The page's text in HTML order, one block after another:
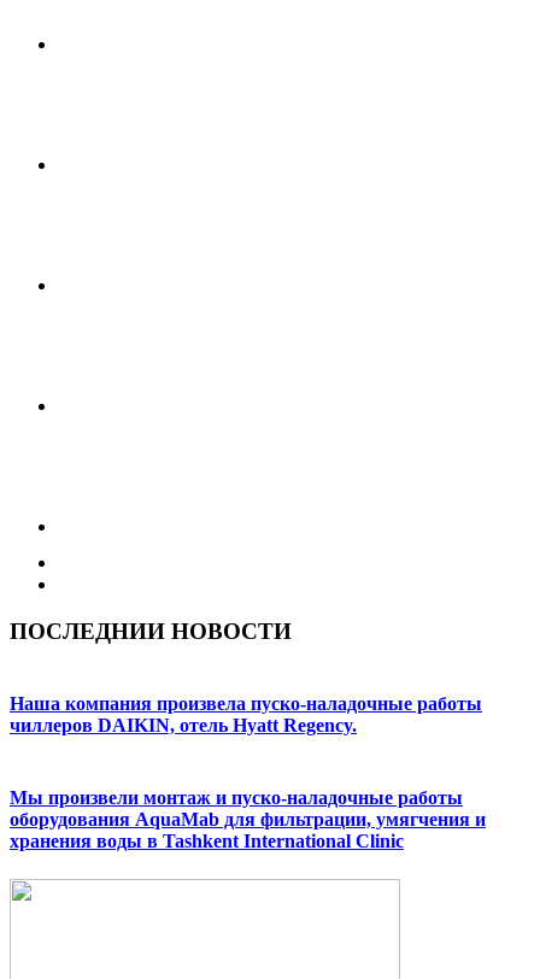
ПОСЛЕДНИИ НОВОСТИ
Наша компания произвела пуско-наладочные работы
чиллеров DAIKIN, отель Hyatt Regency.
Мы произвели монтаж и пуско-наладочные работы
оборудования AquaMab для фильтрации, умягчения и
хранения воды в Tashkent International Clinic